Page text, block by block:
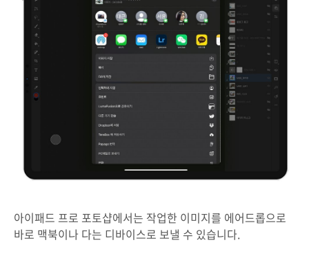
아이패드 프로 포토샵에서는 작업한 이미지를 에어드롭으로
바로 맥북이나 다는 디바이스로 보낼 수 있습니다.